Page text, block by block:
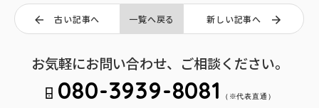
古い記事へ 一覧へ戻る 新しい記事へ
お気軽にお問い合わせ、ご相談ください。
080-3939-8081 （※代表直通）